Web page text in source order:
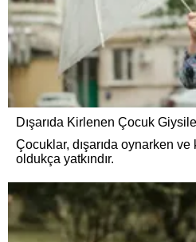
Dışarıda Kirlenen Çocuk
Çocuklar, dışarıda oynarken
oldukça yatkındır.